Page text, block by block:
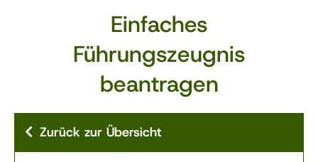
Einfaches
Führungszeugnis
beantragen
Zurück zur Übersicht